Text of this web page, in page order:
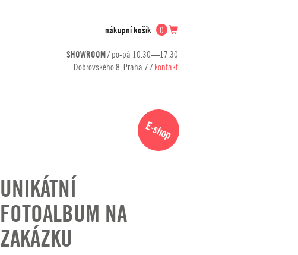
nákupní košík 0
SHOWROOM/ po-pá 10:30—17:30
Dobrovského 8, Praha 7 /kontakt
E-shop
UNIKÁTNÍ
FOTOALBUM NA
ZAKÁZKU